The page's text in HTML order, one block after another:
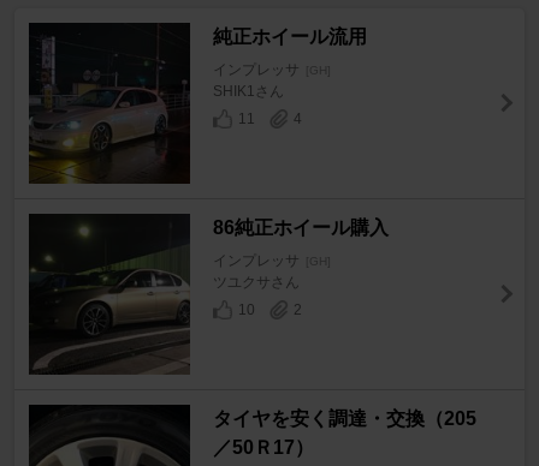
純正ホイール流用
インプレッサ [GH]
SHIK1さん
11
4
86純正ホイール購入
インプレッサ [GH]
ツユクサさん
10
2
タイヤを安く調達・交換（205
／50Ｒ17）